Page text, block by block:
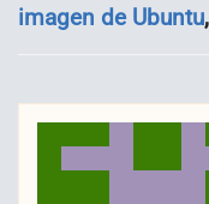
imagen de Ubuntu,